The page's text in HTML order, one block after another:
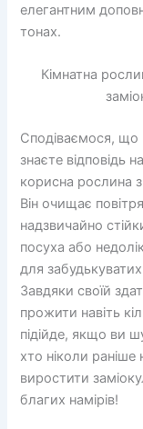
елегантним
тонах.
Кімнатна
Сподіваємося, що
знаєте відповідь
корисна рослина
Він очищає
надзвичайно
посуха або
для
Завдяки своїй
прожити навіть
підійде, якщо ви
хто ніколи
виростити
благих намірів!